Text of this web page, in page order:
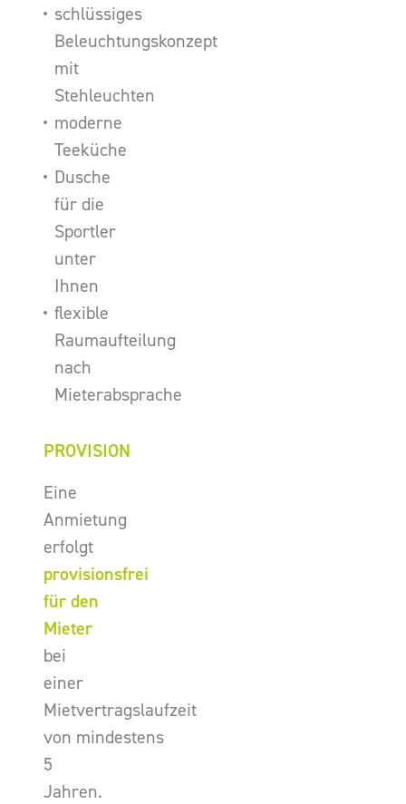
schlüssiges
Beleuchtungskonzept
mit
Stehleuchten
moderne
Teeküche
Dusche
für die
Sportler
unter
Ihnen
flexible
Raumaufteilung
nach
Mieterabsprache
PROVISION
Eine
Anmietung
erfolgt
provisionsfrei
für den
Mieter
bei
einer
Mietvertragslaufzeit
von mindestens
5
Jahren.